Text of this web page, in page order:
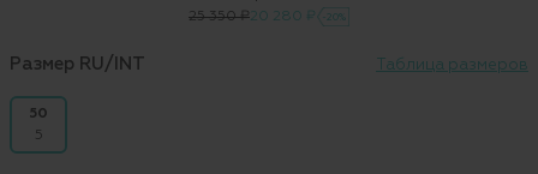
25 350 ₽20 280 ₽ -20%
Размер RU/INT Таблица размеров
50
5